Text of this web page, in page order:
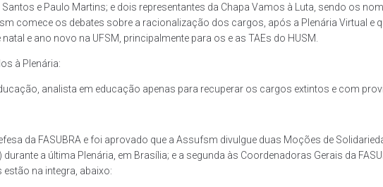
e Paulo Martins; e dois representantes da Chapa Vamos à Luta, sendo os
comece os debates sobre a racionalização dos cargos, após a Plenária Virtual e
e ano novo na UFSM, principalmente para os e as TAEs do HUSM.
à Plenária:
analista em educação apenas para recuperar os cargos extintos e com
da FASUBRA e foi aprovado que a Assufsm divulgue duas Moções de
a última Plenária, em Brasília; e a segunda às Coordenadoras Gerais da
na integra, abaixo: